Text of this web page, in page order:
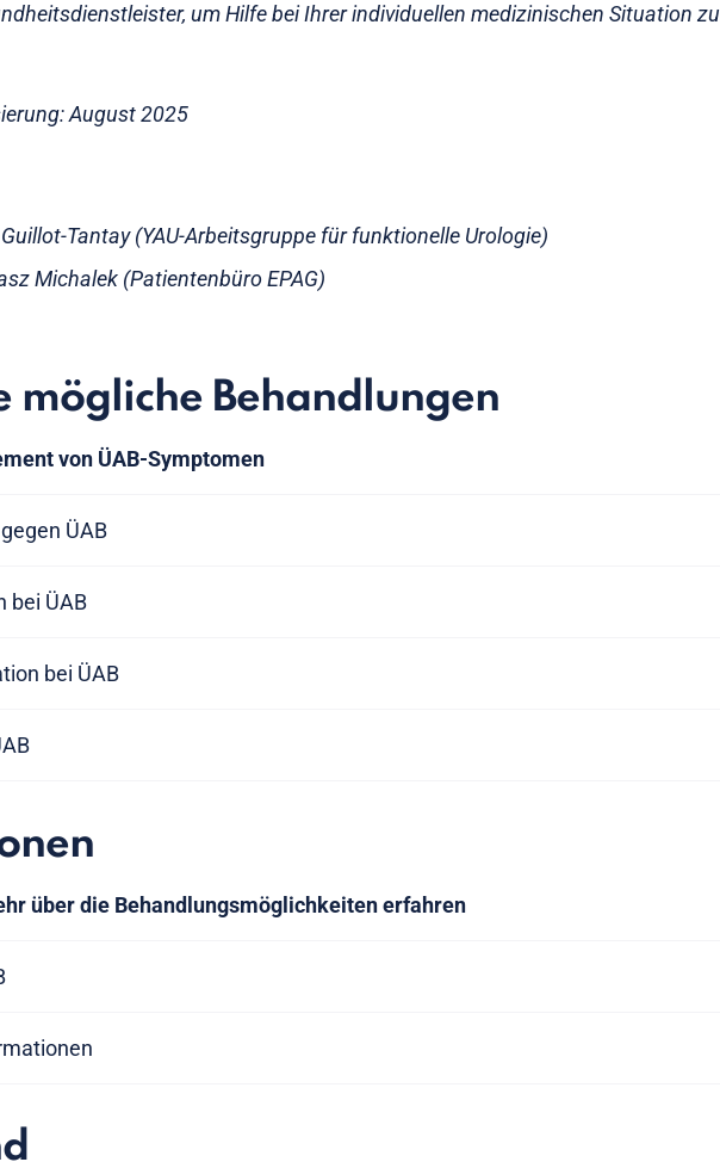
um Hilfe bei Ihrer individuellen medizinischen Situation zu
August 2025
Guillot-Tantay (YAU-Arbeitsgruppe für funktionelle Urologie)
Michalek (Patientenbüro EPAG)
mögliche Behandlungen
von ÜAB-Symptomen
ÜAB
bei ÜAB
bei ÜAB
über die Behandlungsmöglichkeiten erfahren